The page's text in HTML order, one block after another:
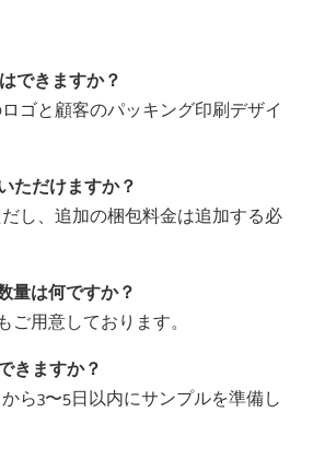
できますか？
ゴと顧客のパッキング印刷デザイ
ただけますか？
し、追加の梱包料金は追加する必
量は何ですか？
ご用意しております。
きますか？
ら3〜5日以内にサンプルを準備し